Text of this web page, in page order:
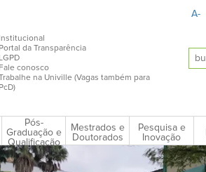
A-
Institucional
Portal da Transparência
LGPD
Fale conosco
na Univille (Vagas também para
PcD)
Pós-
Graduação e
Qualificação
Mestrados e
Doutorados
Pesquisa e
Inovação